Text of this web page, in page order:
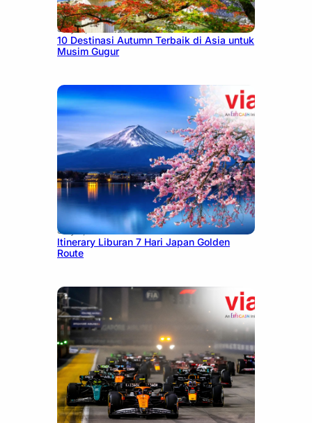
July 9, 2026
10 Destinasi Autumn Terbaik di Asia untuk
Musim Gugur
July 7, 2026
Itinerary Liburan 7 Hari Japan Golden
Route